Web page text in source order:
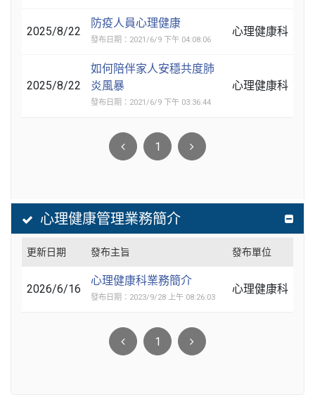
2025/8/22
防疫人員心理健康
發布日期：2021/6/9 下午 04:08:06
心理健康科
2025/8/22
如何陪伴家人安穩共度肺
炎風暴
發布日期：2021/6/9 下午 03:36:44
心理健康科
1
心理健康管理業務簡介
更新日期 發布主旨 發布單位
2026/6/16
心理健康科業務簡介
發布日期：2023/9/28 上午 08:26:03
心理健康科
1